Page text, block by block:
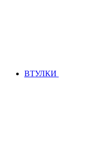
ВТУЛКИ